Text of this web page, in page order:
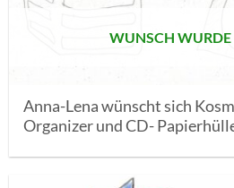
WUNSCH WURDE
Anna-Lena wünscht sich
Organizer und CD-